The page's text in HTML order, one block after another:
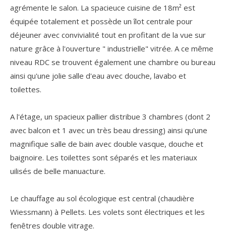
agrémente le salon. La spacieuce cuisine de 18m² est
équipée totalement et possède un îlot centrale pour
déjeuner avec convivialité tout en profitant de la vue sur
nature grâce à l'ouverture " industrielle" vitrée. A ce même
niveau RDC se trouvent également une chambre ou bureau
ainsi qu'une jolie salle d'eau avec douche, lavabo et
toilettes.
A l'étage, un spacieux pallier distribue 3 chambres (dont 2
avec balcon et 1 avec un très beau dressing) ainsi qu'une
magnifique salle de bain avec double vasque, douche et
baignoire. Les toilettes sont séparés et les materiaux
uilisés de belle manuacture.
Le chauffage au sol écologique est central (chaudière
Wiessmann) à Pellets. Les volets sont électriques et les
fenêtres double vitrage.